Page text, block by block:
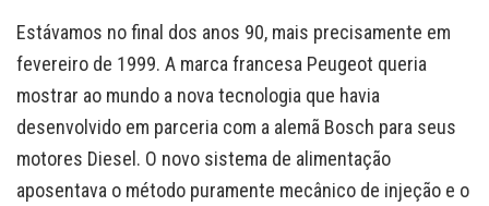
Estávamos no final dos anos 90, mais precisamente em
fevereiro de 1999. A marca francesa Peugeot queria
mostrar ao mundo a nova tecnologia que havia
desenvolvido em parceria com a alemã Bosch para seus
motores Diesel. O novo sistema de alimentação
aposentava o método puramente mecânico de injeção e o